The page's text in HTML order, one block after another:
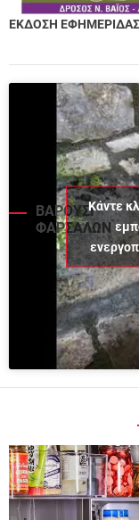
ΕΚΔΟΣΗ
ΒΑΡΟΥΣΙ
ΦΑΡΣΑΛΩΝ
Κάντε